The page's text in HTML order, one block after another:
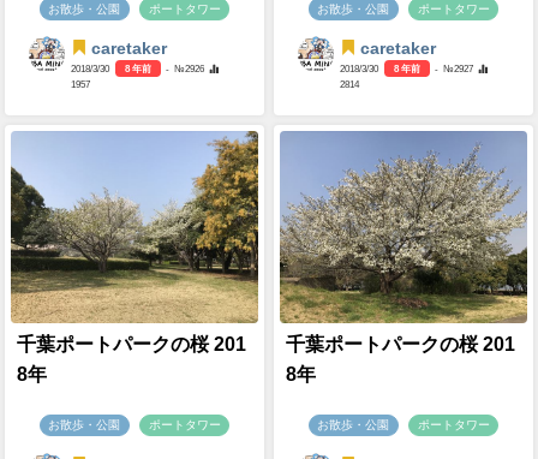
お散歩・公園 ポートタワー
caretaker
2018/3/30 8 年前
- №2926
1957
お散歩・公園 ポートタワー
caretaker
2018/3/30 8 年前
- №2927
2814
千葉ポートパークの桜 201
8年
お散歩・公園 ポートタワー
千葉ポートパークの桜 201
8年
お散歩・公園 ポートタワー